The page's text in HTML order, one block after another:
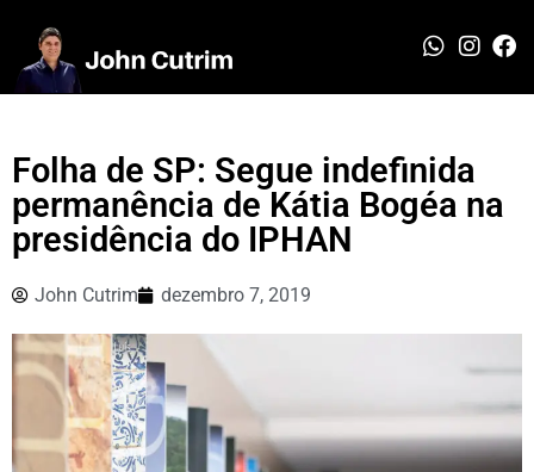
Folha de SP: Segue indefinida
permanência de Kátia Bogéa na
presidência do IPHAN
John Cutrim dezembro 7, 2019